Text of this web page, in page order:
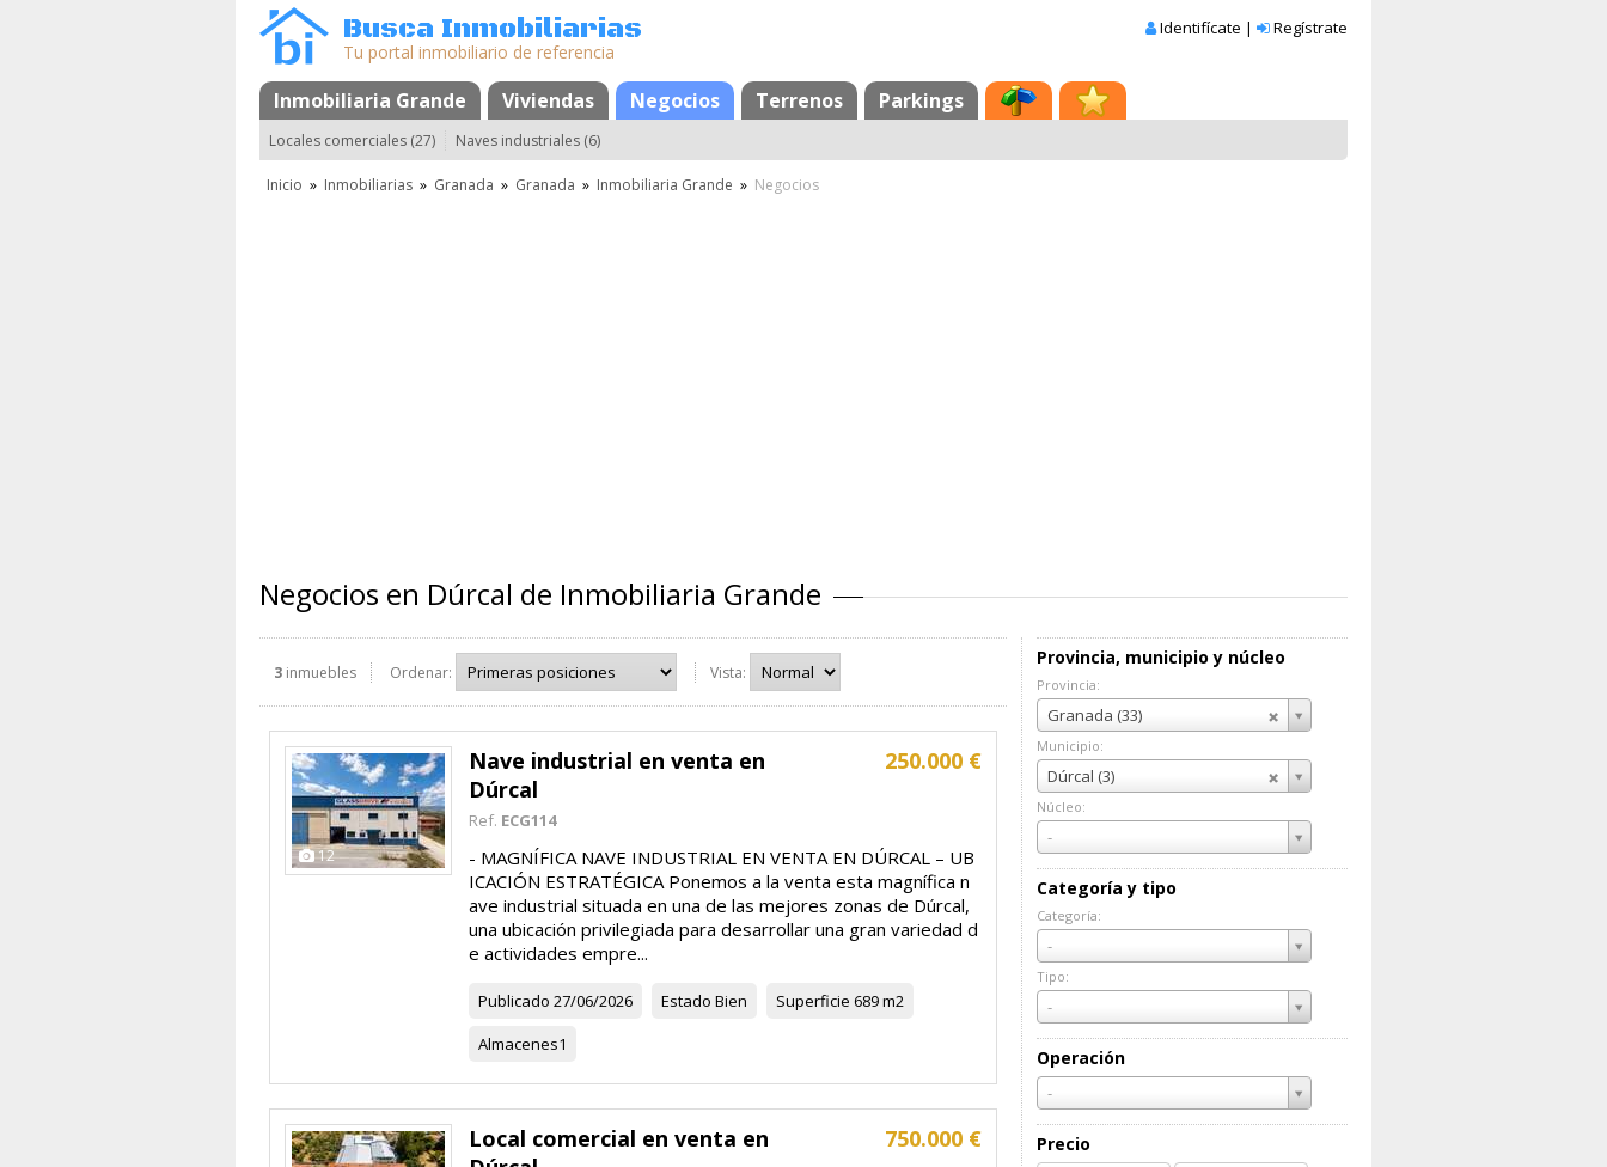
Busca Inmobiliarias
Tu portal inmobiliario de referencia
Identifícate | Regístrate
Inmobiliaria Grande Viviendas Negocios Terrenos Parkings
MapaFavoritos
Locales comerciales (27) Naves industriales (6)
Inicio » Inmobiliarias » Granada » Granada » Inmobiliaria Grande » Negocios
Negocios en Dúrcal de Inmobiliaria Grande
Provincia, municipio y núcleo
Provincia:
Granada (33)
Provincia:
Municipio:
Dúrcal (3)
Municipio:
Núcleo:
-
Núcleo:
Categoría y tipo
Categoría:
-
Categoría:
Tipo:
-
Tipo:
Operación
-
Precio
3 inmuebles Ordenar: Vista:
12
250.000 €
Nave industrial en venta en
Dúrcal
Ref. ECG114
- MAGNÍFICA NAVE INDUSTRIAL EN VENTA EN DÚRCAL – UB
ICACIÓN ESTRATÉGICA Ponemos a la venta esta magnífica n
ave industrial situada en una de las mejores zonas de Dúrcal,
una ubicación privilegiada para desarrollar una gran variedad d
e actividades empre...
Publicado 27/06/2026 Estado Bien Superficie 689 m2
Almacenes1
750.000 €
Local comercial en venta en